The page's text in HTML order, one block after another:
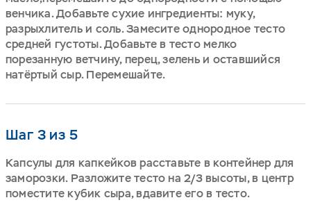
венчика. Добавьте сухие ингредиенты: муку,
разрыхлитель и соль. Замесите однородное тесто
средней густоты. Добавьте в тесто мелко
порезанную ветчину, перец, зелень и оставшийся
натёртый сыр. Перемешайте.
Шаг 3 из 5
Капсулы для капкейков расставьте в контейнер для
заморозки. Разложите тесто на 2/3 высоты, в центр
поместите кубик сыра, вдавите его в тесто.